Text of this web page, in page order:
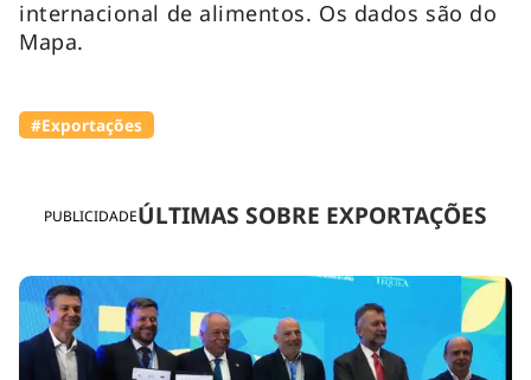
PUBLICIDADEÚLTIMAS SOBRE EXPORTAÇÕES
internacional de alimentos. Os dados são do
Mapa.
#Exportações